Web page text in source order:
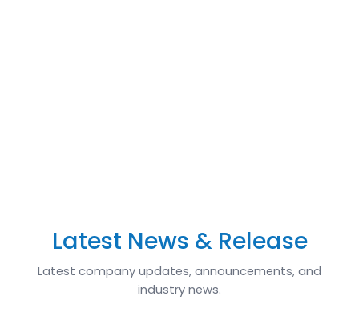
Latest News & Release
Latest company updates, announcements, and
industry news.